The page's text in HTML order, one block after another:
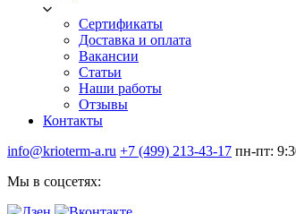
Сертификаты
Доставка и оплата
Вакансии
Статьи
Наши работы
Отзывы
Контакты
info@krioterm-a.ru +7 (499) 213-43-17 пн-пт:
Мы в соцсетях: